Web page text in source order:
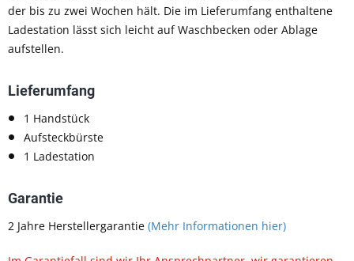
der bis zu zwei Wochen hält. Die im Lieferumfang enthaltene
Ladestation lässt sich leicht auf Waschbecken oder Ablage
aufstellen.
Lieferumfang
1 Handstück
Aufsteckbürste
1 Ladestation
Garantie
2 Jahre Herstellergarantie (Mehr Informationen hier)